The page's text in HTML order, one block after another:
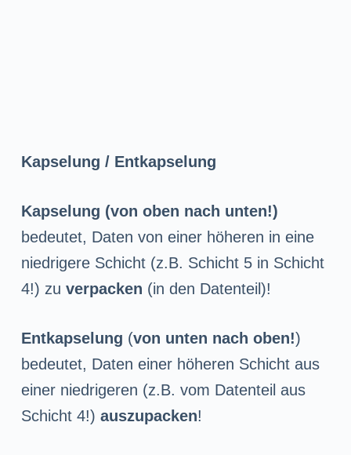
Kapselung / Entkapselung
Kapselung (von oben nach unten!)
bedeutet, Daten von einer höheren in eine
niedrigere Schicht (z.B. Schicht 5 in Schicht
4!) zu verpacken (in den Datenteil)!
Entkapselung (von unten nach oben!)
bedeutet, Daten einer höheren Schicht aus
einer niedrigeren (z.B. vom Datenteil aus
Schicht 4!) auszupacken!